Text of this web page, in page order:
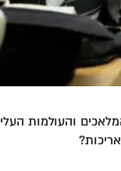
והעולמות